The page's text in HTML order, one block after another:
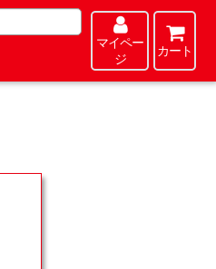
マイペー
ジ
カート